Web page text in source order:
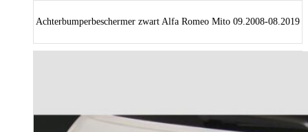
Achterbumperbeschermer zwart Alfa Romeo Mito 09.2008-08.2019